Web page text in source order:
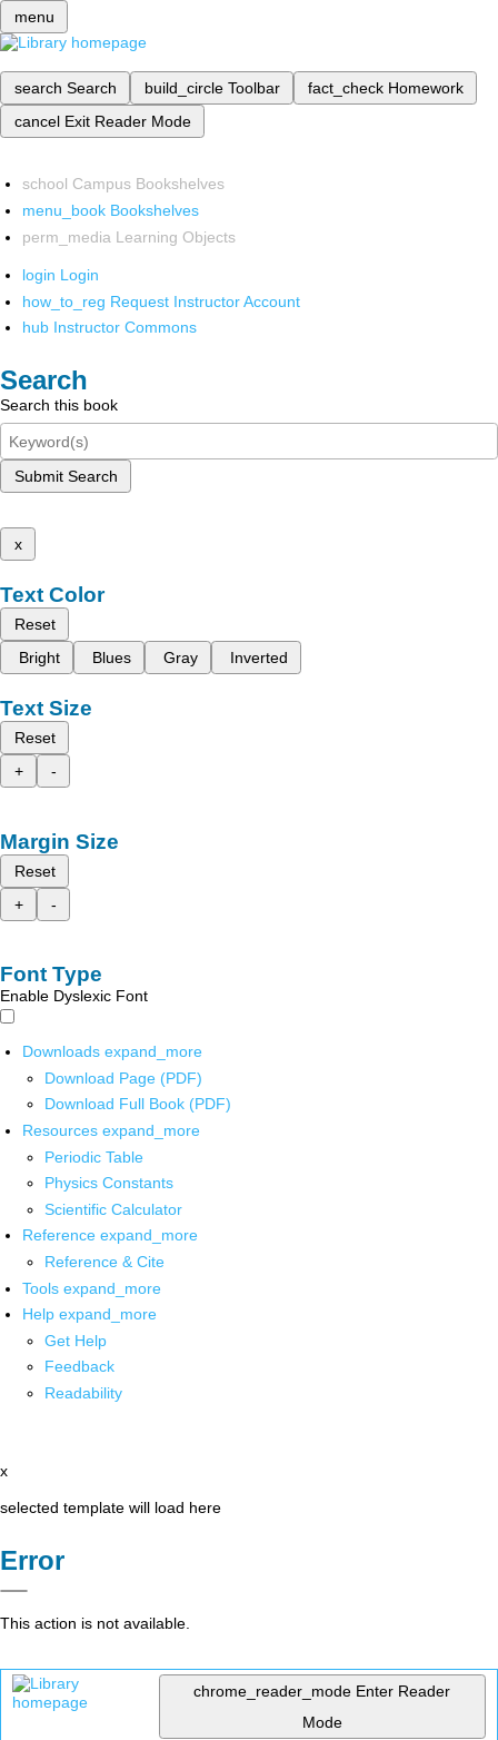
menu
search Search build_circle Toolbar fact_check Homework
cancel Exit Reader Mode
school Campus Bookshelves
menu_book Bookshelves
perm_media Learning Objects
login Login
how_to_reg Request Instructor Account
hub Instructor Commons
Search
Search this book
Submit Search
x
Text Color
Reset
Bright
Blues Gray Inverted
Text Size
Reset
+
-
Margin Size
Reset
+
-
Font Type
Enable Dyslexic Font
Downloads expand_more
Download Page (PDF)
Download Full Book (PDF)
Resources expand_more
Periodic Table
Physics Constants
Scientific Calculator
Reference expand_more
Reference & Cite
Tools expand_more
Help expand_more
Get Help
Feedback
Readability
x
selected template will load here
Error
This action is not available.
chrome_reader_mode Enter Reader
Mode